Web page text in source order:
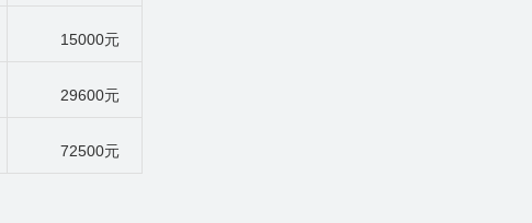
15000元
29600元
72500元